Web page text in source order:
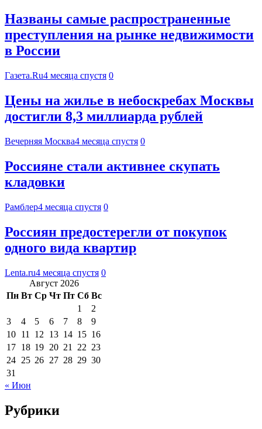
Названы самые распространенные
преступления на рынке недвижимости
в России
Газета.Ru4 месяца спустя 0
Цены на жилье в небоскребах Москвы
достигли 8,3 миллиарда рублей
Вечерняя Москва4 месяца спустя 0
Россияне стали активнее скупать
кладовки
Рамблер4 месяца спустя 0
Россиян предостерегли от покупок
одного вида квартир
Lenta.ru4 месяца спустя 0
Август 2026
Пн Вт Ср Чт Пт Сб Вс
1
2
3
4 5 6 7 8
9
10 11 12 13 14 15 16
17 18 19 20 21 22 23
24 25 26 27 28 29 30
31
« Июн
Рубрики